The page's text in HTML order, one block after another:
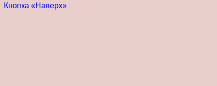
Кнопка «Наверх»